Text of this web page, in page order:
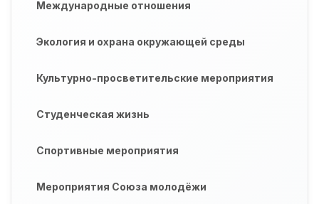
Международные отношения
Экология и охрана окружающей среды
Культурно-просветительские мероприятия
Студенческая жизнь
Спортивные мероприятия
Мероприятия Союза молодёжи